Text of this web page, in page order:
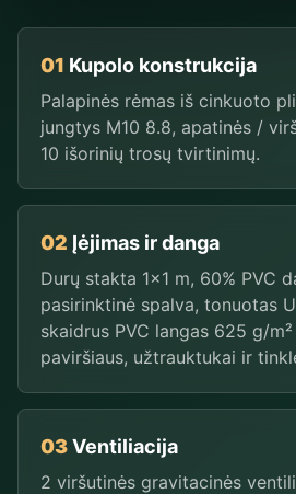
01 Kupolo konstrukcija
Palapinės rėmas iš cinkuoto
jungtys M10 8.8, apatinės /
10 išorinių trosų tvirtinimų.
02 Įėjimas ir danga
Durų stakta 1×1 m, 60% PVC
pasirinktinė spalva, tonuotas
skaidrus PVC langas 625 g/
paviršiaus, užtrauktukai ir
03Ventiliacija
2 viršutinės gravitacinės